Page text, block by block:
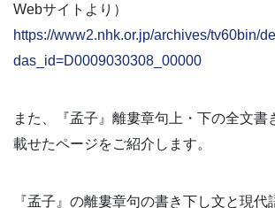
Webサイトより）
https://www2.nhk.or.jp/archives/tv60bin/
das_id=D0009030308_00000
また、『孟子』離婁章句上・下の全文書
載せたページをご紹介します。
『孟子』の離婁章句の書き下し文と現代